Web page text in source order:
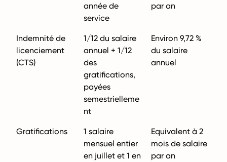
année de
service
par an
Indemnité de
licenciement
(CTS)
1/12 du salaire
annuel + 1/12
des
gratifications,
payées
semestrielleme
nt
Environ 9,72 %
du salaire
annuel
Gratifications
1 salaire
mensuel entier
en juillet et 1 en
Equivalent à 2
mois de salaire
par an